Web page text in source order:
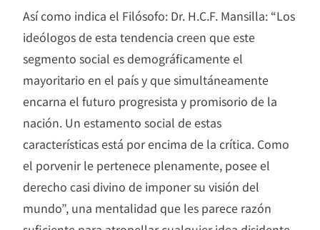
Así como indica el Filósofo: Dr. H.C.F. Mansilla: “Los
ideólogos de esta tendencia creen que este
segmento social es demográficamente el
mayoritario en el país y que simultáneamente
encarna el futuro progresista y promisorio de la
nación. Un estamento social de estas
características está por encima de la crítica. Como
el porvenir le pertenece plenamente, posee el
derecho casi divino de imponer su visión del
mundo”, una mentalidad que les parece razón